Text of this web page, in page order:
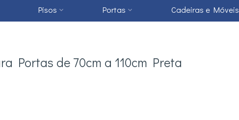
Pisos Portas Cadeiras e Móveis
Portas de 70cm a 110cm Preta